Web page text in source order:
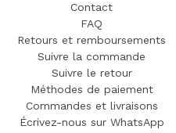
Contact
FAQ
Retours et remboursements
Suivre la commande
Suivre le retour
Méthodes de paiement
Commandes et livraisons
Écrivez-nous sur WhatsApp